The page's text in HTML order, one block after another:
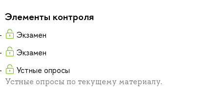
Элементы контроля
Экзамен
Экзамен
Устные опросы
Устные опросы по текущему материалу.